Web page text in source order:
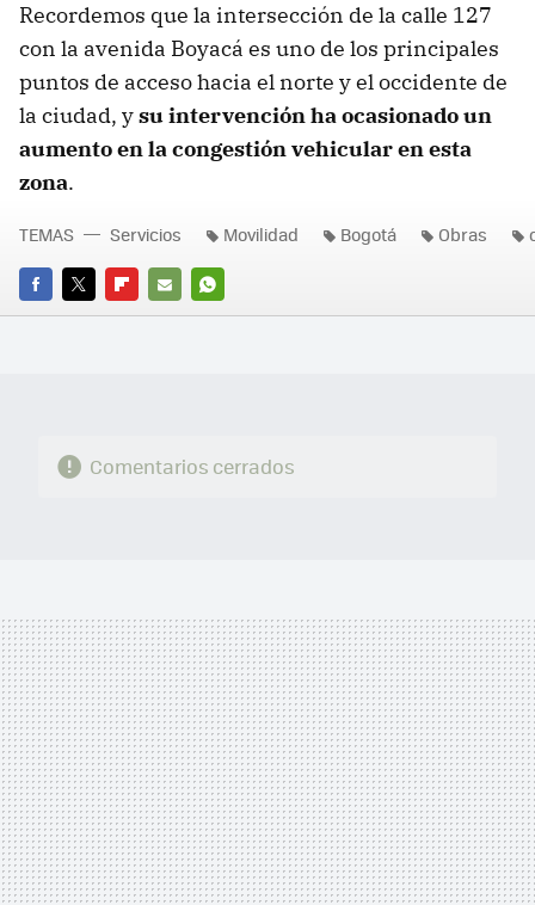
Recordemos que la intersección de la calle 127
con la avenida Boyacá es uno de los principales
puntos de acceso hacia el norte y el occidente de
la ciudad, ysu intervención ha ocasionado un
aumento en la congestión vehicular en esta
zona.
FACEBOOK
TWITTERFLIPBOARD
E-
WHATSAPP
TEMAS Servicios Movilidad Bogotá Obras
Comentarios cerrados